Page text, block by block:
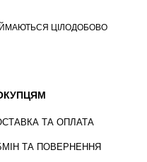
ТА ОПЛАТА
ТА ПОВЕРНЕННЯ
ЦІЛОДОБОВО